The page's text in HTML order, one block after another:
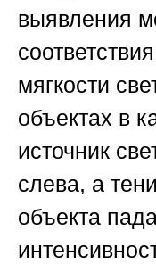
выявления
мягкости
объектах в
источник
слева, а
объекта